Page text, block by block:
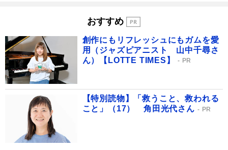
おすすめ
創作にもリフレッシュにもガムを愛
用（ジャズピアニスト 山中千尋さ
ん）【LOTTE TIMES】
PR
【特別読物】「救うこと、救われる
こと」（17） 角田光代さん
PR